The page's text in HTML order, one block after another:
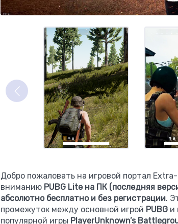
Добро пожаловать на игровой портал
вниманию PUBG Lite на ПК (последняя
абсолютно бесплатно и без регистрации.
промежуток между основной игрой PUBG и
популярной игры PlayerUnknown’s